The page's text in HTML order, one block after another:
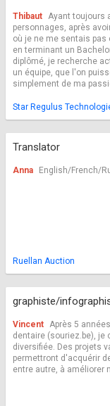
Thibaut Ayant toujours
personnages, après
où je ne me sentais pas
en terminant un
diplômé, je recherche
un équipe, que l'on
simplement de ma
Star Regulus
Translator
Anna English/French/
Ruellan Auction
graphiste/
Vincent Après 5
dentaire (souriez.be), je
diversifiée. Des projets
permettront d'acquérir
entre autre, à améliorer